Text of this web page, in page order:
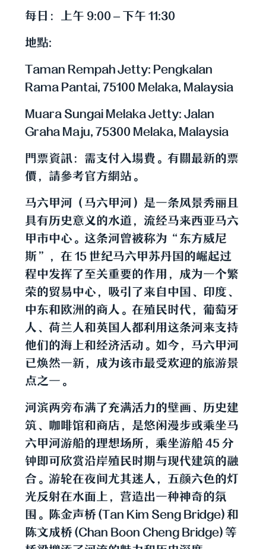
每日：上午 9:00 – 下午 11:30
地點:
Taman Rempah Jetty: Pengkalan
Rama Pantai, 75100 Melaka, Malaysia
Muara Sungai Melaka Jetty: Jalan
Graha Maju, 75300 Melaka, Malaysia
門票資訊：需支付入場費。有關最新的票
價，請參考官方網站。
马六甲河（马六甲河）是一条风景秀丽且
具有历史意义的水道，流经马来西亚马六
甲市中心。这条河曾被称为“东方威尼
斯”，在 15 世纪马六甲苏丹国的崛起过
程中发挥了至关重要的作用，成为一个繁
荣的贸易中心，吸引了来自中国、印度、
中东和欧洲的商人。在殖民时代，葡萄牙
人、荷兰人和英国人都利用这条河来支持
他们的海上和经济活动。如今，马六甲河
已焕然一新，成为该市最受欢迎的旅游景
点之一。
河滨两旁布满了充满活力的壁画、历史建
筑、咖啡馆和商店，是悠闲漫步或乘坐马
六甲河游船的理想场所，乘坐游船 45 分
钟即可欣赏沿岸殖民时期与现代建筑的融
合。游轮在夜间尤其迷人，五颜六色的灯
光反射在水面上，营造出一种神奇的氛
围。陈金声桥 (Tan Kim Seng Bridge) 和
陈文成桥 (Chan Boon Cheng Bridge) 等